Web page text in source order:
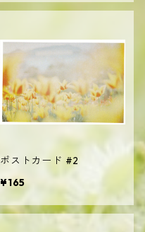
ポストカード #2
¥165